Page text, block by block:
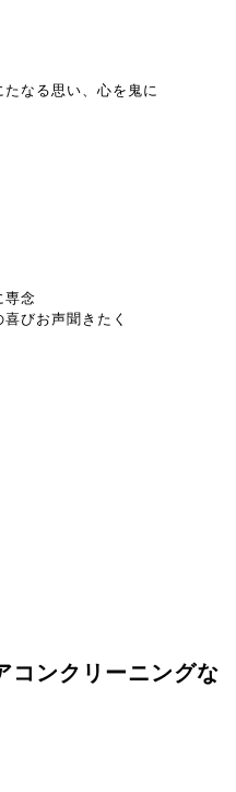
なる思い、心を鬼に
専念
びお声聞きたく
コンクリーニングな